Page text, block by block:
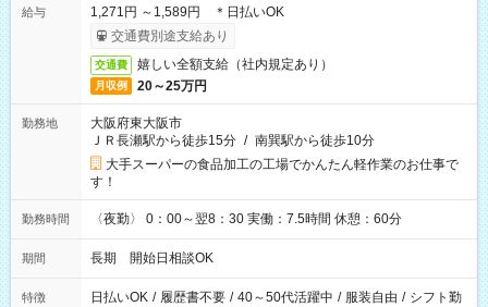
給与
1,271円 ～1,589円 ＊日払いOK
交通費別途支給あり
交通費 嬉しい全額支給（社内規定あり）
月収例 20～25万円
勤務地
大阪府東大阪市
ＪＲ長瀬駅から徒歩15分 / 南巽駅から徒歩10分
大手スーパーの食品加工の工場でかんたん軽作業のお仕事で
す！
勤務時間 〈夜勤〉 0：00～翌8：30 実働：7.5時間 休憩：60分
期間 長期 開始日相談OK
特徴 日払いOK / 履歴書不要 / 40～50代活躍中 / 服装自由 / シフト勤